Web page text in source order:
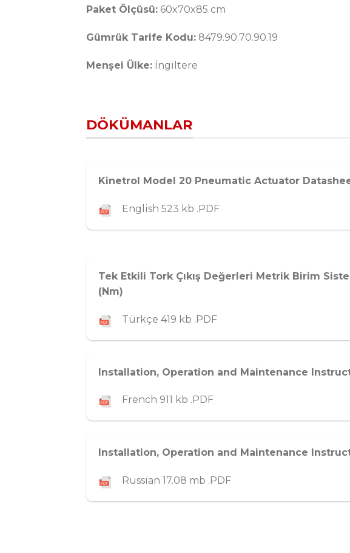
Paket Ölçüsü: 60x70x85 cm
Gümrük Tarife Kodu: 8479.90.70.90.19
Menşei Ülke: İngiltere
DÖKÜMANLAR
Kinetrol Model 20 Pneumatic Actuator
English 523 kb .PDF
Tek Etkili Tork Çıkış Değerleri Metrik Birim
(Nm)
Türkçe 419 kb .PDF
Installation, Operation and Maintenance
French 911 kb .PDF
Installation, Operation and Maintenance
Russian 17.08 mb .PDF